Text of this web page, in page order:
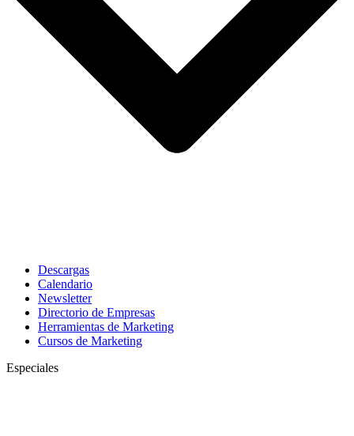
Descargas
Calendario
Newsletter
Directorio de Empresas
Herramientas de Marketing
Cursos de Marketing
Especiales